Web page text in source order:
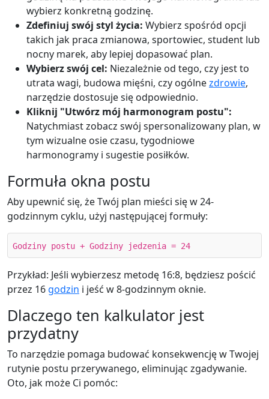
wybierz konkretną godzinę.
Zdefiniuj swój styl życia: Wybierz spośród opcji
takich jak praca zmianowa, sportowiec, student lub
nocny marek, aby lepiej dopasować plan.
Wybierz swój cel: Niezależnie od tego, czy jest to
utrata wagi, budowa mięśni, czy ogólnezdrowie,
narzędzie dostosuje się odpowiednio.
Kliknij "Utwórz mój harmonogram postu":
Natychmiast zobacz swój spersonalizowany plan, w
tym wizualne osie czasu, tygodniowe
harmonogramy i sugestie posiłków.
Formuła okna postu
Aby upewnić się, że Twój plan mieści się w 24-
godzinnym cyklu, użyj następującej formuły:
Godziny postu + Godziny jedzenia = 24
Przykład: Jeśli wybierzesz metodę 16:8, będziesz pościć
przez 16 godzin i jeść w 8-godzinnym oknie.
Dlaczego ten kalkulator jest
przydatny
To narzędzie pomaga budować konsekwencję w Twojej
rutynie postu przerywanego, eliminując zgadywanie.
Oto, jak może Ci pomóc: